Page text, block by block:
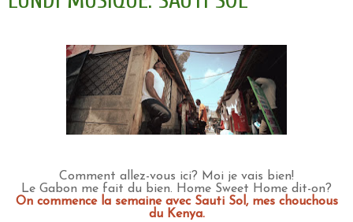
Comment allez-vous ici? Moi je vais bien!
Le Gabon me fait du bien. Home Sweet Home dit-on?
On commence la semaine avec Sauti Sol, mes chouchous
du Kenya.